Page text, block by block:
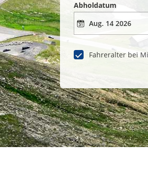
Abholdatum
Fahreralter bei